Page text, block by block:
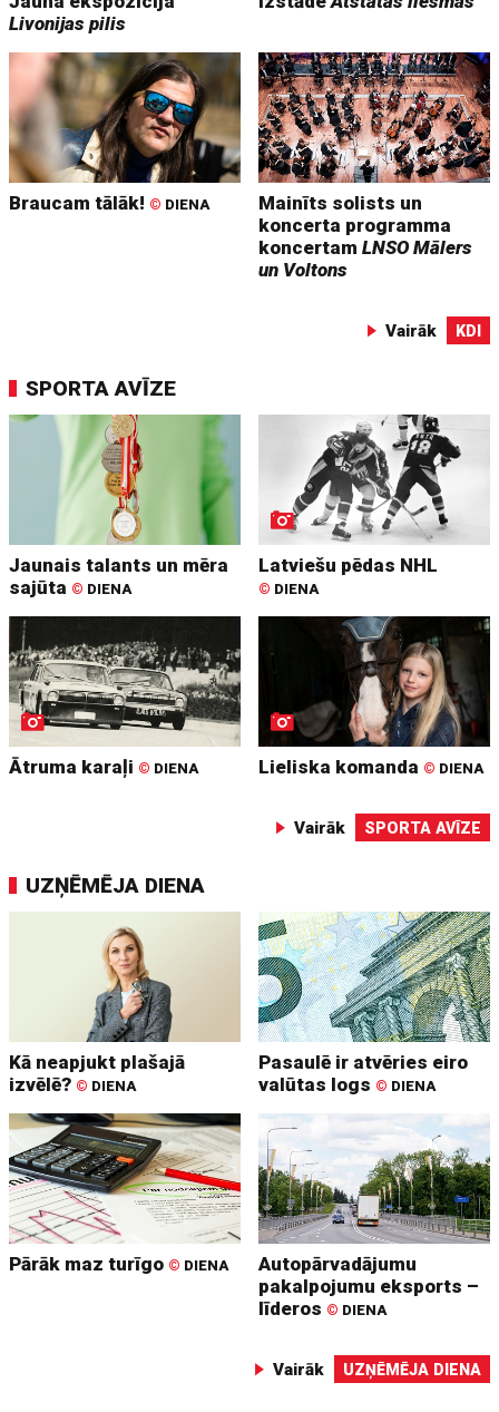
Livonijas pilis
Braucam tālāk! © DIENA
Mainīts solists un
koncerta programma
koncertamLNSO Mālers
un Voltons
Vairāk KDI
SPORTA AVĪZE
Jaunais talants un mēra
sajūta © DIENA
Latviešu pēdas NHL
© DIENA
Ātruma karaļi © DIENA Lieliska komanda © DIENA
Vairāk SPORTA AVĪZE
UZŅĒMĒJA DIENA
Kā neapjukt plašajā
izvēlē? © DIENA
Pasaulē ir atvēries eiro
valūtas logs © DIENA
Pārāk maz turīgo © DIENA
Autopārvadājumu
pakalpojumu eksports –
līderos © DIENA
Vairāk UZŅĒMĒJA DIENA